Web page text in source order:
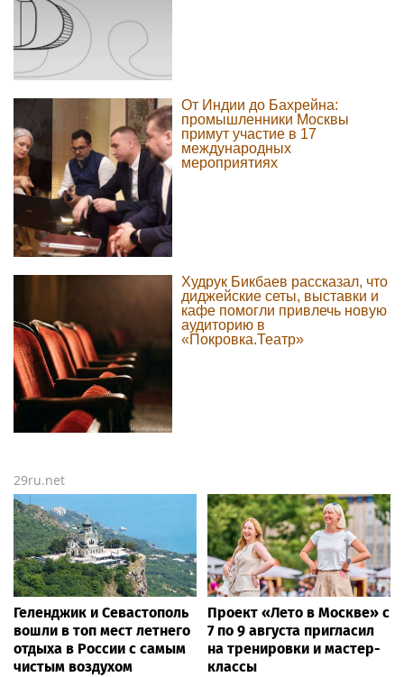
От Индии до Бахрейна:
промышленники Москвы
примут участие в 17
международных
мероприятиях
Худрук Бикбаев рассказал, что
диджейские сеты, выставки и
кафе помогли привлечь новую
аудиторию в
«Покровка.Театр»
29ru.net
Геленджик и Севастополь
вошли в топ мест летнего
отдыха в России с самым
чистым воздухом
Проект «Лето в Москве» с
7 по 9 августа пригласил
на тренировки и мастер-
классы